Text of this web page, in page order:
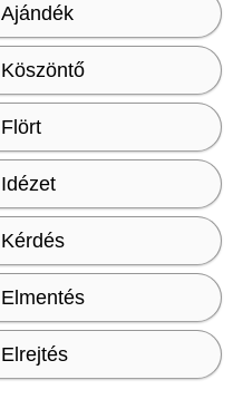
Ajándék
Köszöntő
Flört
Idézet
Kérdés
Elmentés
Elrejtés